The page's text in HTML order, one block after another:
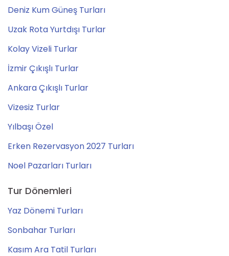
Deniz Kum Güneş Turları
Uzak Rota Yurtdışı Turlar
Kolay Vizeli Turlar
İzmir Çıkışlı Turlar
Ankara Çıkışlı Turlar
Vizesiz Turlar
Yılbaşı Özel
Erken Rezervasyon 2027 Turları
Noel Pazarları Turları
Tur Dönemleri
Yaz Dönemi Turları
Sonbahar Turları
Kasım Ara Tatil Turları